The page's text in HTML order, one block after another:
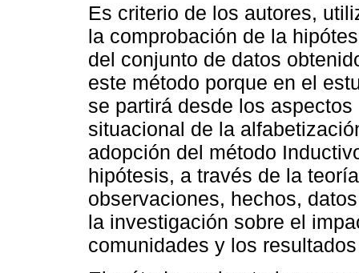
Es criterio de los autores,
la comprobación de la
del conjunto de datos
este método porque en el
se partirá desde los
situacional de la
adopción del método
hipótesis, a través de la
observaciones, hechos,
la investigación sobre el
comunidades y los